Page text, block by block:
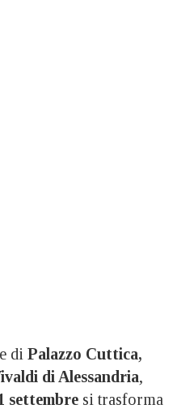
di Palazzo Cuttica,
di Alessandria,
settembre si trasforma